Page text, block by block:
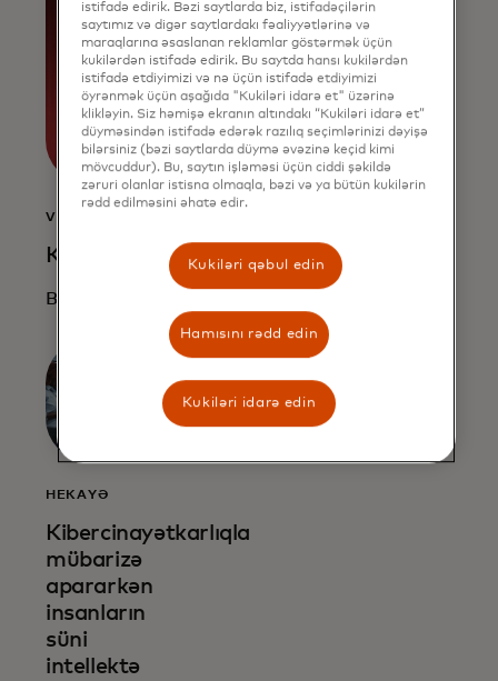
VIDEO
Konun təkamülü
Buradan izləyin
HEKAYƏ
Kibercinayətkarlıqla
mübarizə
apararkən
insanların
süni
intellektə
istifadə edirik. Bəzi saytlarda biz, istifadəçilərin
saytımız və digər saytlardakı fəaliyyətlərinə və
maraqlarına əsaslanan reklamlar göstərmək üçün
kukilərdən istifadə edirik. Bu saytda hansı kukilərdən
istifadə etdiyimizi və nə üçün istifadə etdiyimizi
öyrənmək üçün aşağıda "Kukiləri idarə et" üzərinə
klikləyin. Siz həmişə ekranın altındakı “Kukiləri idarə et”
düyməsindən istifadə edərək razılıq seçimlərinizi dəyişə
bilərsiniz (bəzi saytlarda düymə əvəzinə keçid kimi
mövcuddur). Bu, saytın işləməsi üçün ciddi şəkildə
zəruri olanlar istisna olmaqla, bəzi və ya bütün kukilərin
rədd edilməsini əhatə edir.
Kukiləri qəbul edin
Hamısını rədd edin
Kukiləri idarə edin